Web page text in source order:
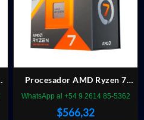
Procesador AMD Ryzen 7
7800X3D 4.20GHz AM5 DDR5
$566,32
WhatsApp al +54 9 2614 85-5362